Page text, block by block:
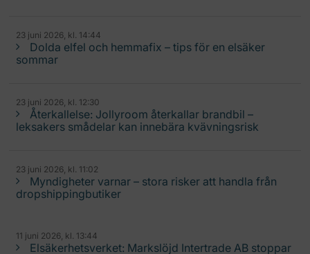
23 juni 2026, kl. 14:44
Dolda elfel och hemmafix – tips för en elsäker
sommar
23 juni 2026, kl. 12:30
Återkallelse: Jollyroom återkallar brandbil –
leksakers smådelar kan innebära kvävningsrisk
23 juni 2026, kl. 11:02
Myndigheter varnar – stora risker att handla från
dropshippingbutiker
11 juni 2026, kl. 13:44
Elsäkerhetsverket: Markslöjd Intertrade AB stoppar